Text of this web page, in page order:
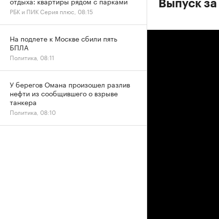
Выпуск
РБК и ПИК Серия плюс, 08:15
На подлете к Москве сбили пять
БПЛА
Политика, 08:11
У берегов Омана произошел разлив
нефти из сообщившего о взрыве
танкера
Политика, 08:10